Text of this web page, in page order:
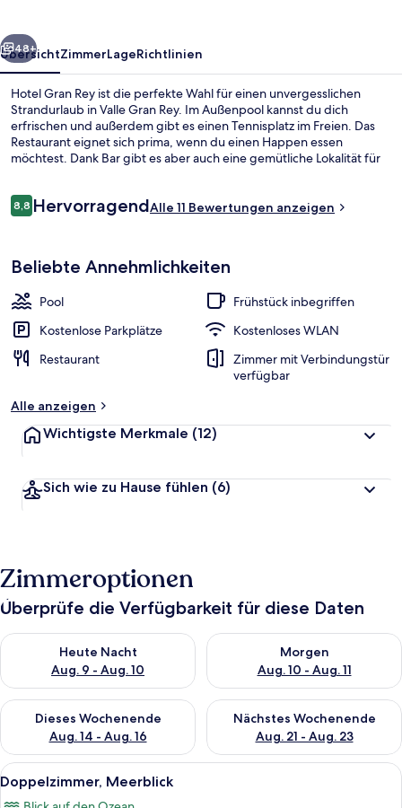
Weiter
48+
ÜbersichtZimmerLageRichtlinien
Hotel Gran Rey ist die perfekte Wahl für einen unvergesslichen
Strandurlaub in Valle Gran Rey. Im Außenpool kannst du dich
erfrischen und außerdem gibt es einen Tennisplatz im Freien. Das
Restaurant eignet sich prima, wenn du einen Happen essen
möchtest. Dank Bar gibt es aber auch eine gemütliche Lokalität für
Bewertungen
8,88,8 von 10.
HervorragendAlle 11 Bewertungen anzeigen
Beliebte Annehmlichkeiten
Pool
Frühstück inbegriffen
Kostenlose Parkplätze
Kostenloses WLAN
Restaurant
Zimmer mit Verbindungstür
verfügbar
Alle anzeigen
Wichtigste Merkmale (12)
Sich wie zu Hause fühlen (6)
Zimmeroptionen
Überprüfe die Verfügbarkeit für diese Daten
Heute Nacht
Aug. 9 - Aug. 10
Überprüfe die Verfügbarkeit für heute Nacht, Aug. 9 - Aug.
Morgen
Aug. 10 - Aug. 11
Überprüfe die Verfügbarkeit
Dieses Wochenende
Aug. 14 - Aug. 16
Überprüfe die Verfügbarkeit für dieses Wochenende, Aug. 14
Nächstes Wochenende
Aug. 21 - Aug. 23
Überprüfe die Verfügbarkeit
Alle
Fotos
Doppelzimmer, Meerblick | Minibar,
5
Doppelzimmer, Meerblick